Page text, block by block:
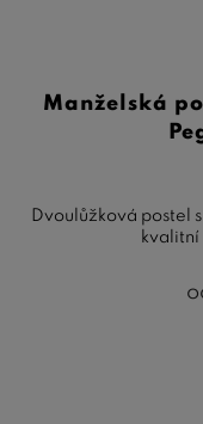
Manželská
Dvoulůžková postel
kvalitní